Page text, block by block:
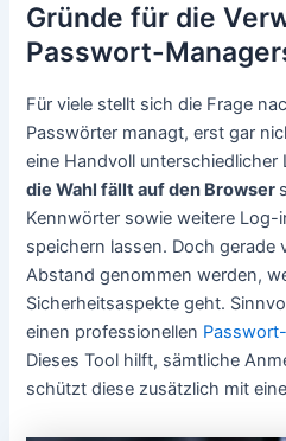
Gründe für die
Passwort-
Für viele stellt sich die Frage
Passwörter managt, erst gar
eine Handvoll
die Wahl fällt auf den Browser
Kennwörter sowie weitere
speichern lassen. Doch gerade
Abstand genommen werden,
Sicherheitsaspekte geht.
einen professionellen
Dieses Tool hilft, sämtliche
schützt diese zusätzlich mit